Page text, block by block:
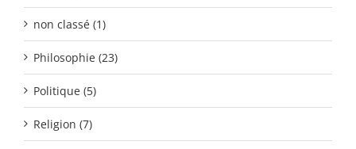
non classé (1)
Philosophie (23)
Politique (5)
Religion (7)